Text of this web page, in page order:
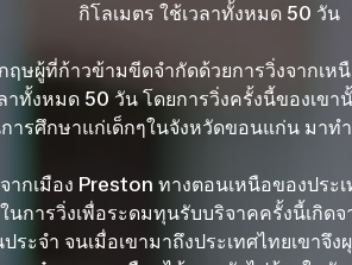
กิโลเมตร ใช้เวลาทั้งหมด 50 วัน
ฤษผู้ที่ก้าวข้ามขีดจำกัดด้วยการวิ่งจากเห
าทั้งหมด 50 วัน โดยการวิ่งครั้งนี้ของเข
ารศึกษาแก่เด็กๆในจังหวัดขอนแก่น มาท
ากเมือง Preston ทางตอนเหนือของประ
นการวิ่งเพื่อระดมทุนรับบริจาคครั้งนี้เกิ
ระจำ จนเมื่อเขามาถึงประเทศไทยเขาจึ